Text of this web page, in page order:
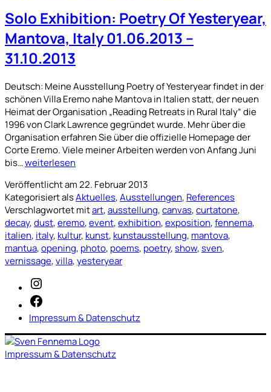
Solo Exhibition: Poetry Of Yesteryear,
Mantova, Italy 01.06.2013 –
31.10.2013
Deutsch: Meine Ausstellung Poetry of Yesteryear findet in der
schönen Villa Eremo nahe Mantova in Italien statt, der neuen
Heimat der Organisation „Reading Retreats in Rural Italy“ die
1996 von Clark Lawrence gegründet wurde. Mehr über die
Organisation erfahren Sie über die offizielle Homepage der
Corte Eremo. Viele meiner Arbeiten werden von Anfang Juni
bis…Solo
Poetry
Of
Yesteryear,
Mantova,
Italy
01.06.2013
–
31.10.2013
weiterlesen
Veröffentlicht am22. Februar 2013
Kategorisiert alsAktuelles,Ausstellungen, References
Verschlagwortet mitart,ausstellung,canvas,curtatone,
decay,dust,eremo,event,exhibition,exposition,fennema,
italien, italy, kultur, kunst, kunstausstellung, mantova,
mantua,opening, photo, poems, poetry,show,sven,
vernissage,villa,yesteryear
Impressum & Datenschutz
Impressum & Datenschutz